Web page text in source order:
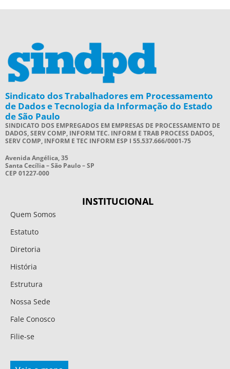
Sindicato dos Trabalhadores em Processamento
de Dados e Tecnologia da Informação do Estado
de São Paulo
SINDICATO DOS EMPREGADOS EM EMPRESAS DE PROCESSAMENTO DE
DADOS, SERV COMP, INFORM TEC. INFORM E TRAB PROCESS DADOS,
SERV COMP, INFORM E TEC INFORM ESP I 55.537.666/0001-75
Avenida Angélica, 35
Santa Cecília – São Paulo – SP
CEP 01227-000
INSTITUCIONAL
Quem Somos
Estatuto
Diretoria
História
Estrutura
Nossa Sede
Fale Conosco
Filie-se